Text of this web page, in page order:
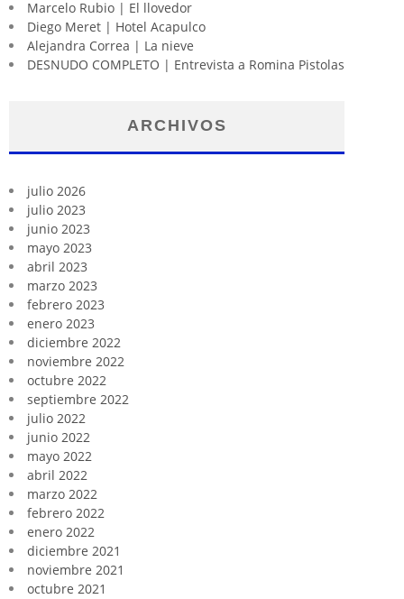
Marcelo Rubio | El llovedor
Diego Meret | Hotel Acapulco
Alejandra Correa | La nieve
DESNUDO COMPLETO | Entrevista a Romina Pistolas
ARCHIVOS
julio 2026
julio 2023
junio 2023
mayo 2023
abril 2023
marzo 2023
febrero 2023
enero 2023
diciembre 2022
noviembre 2022
octubre 2022
septiembre 2022
julio 2022
junio 2022
mayo 2022
abril 2022
marzo 2022
febrero 2022
enero 2022
diciembre 2021
noviembre 2021
octubre 2021